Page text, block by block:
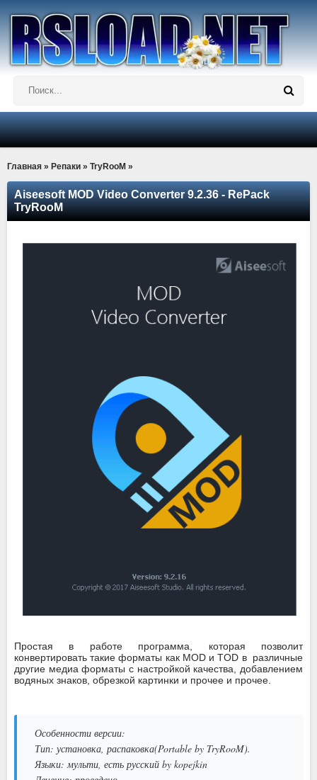
Главная » Репаки » TryRooM »
Aiseesoft MOD Video Converter 9.2.36 - RePack
TryRooM
Простая в работе программа, которая позволит
конвертировать такие форматы как MOD и TOD в различные
другие медиа форматы с настройкой качества, добавлением
водяных знаков, обрезкой картинки и прочее и прочее.
Особенности версии:
Тип: установка, распаковка(Portable by TryRooM).
Языки: мульти, есть русский by kopejkin